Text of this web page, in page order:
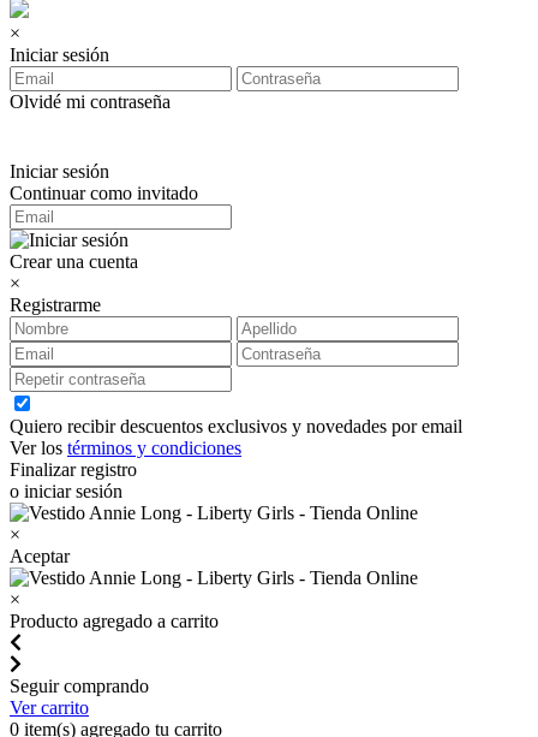
×
Iniciar sesión
Olvidé mi contraseña
Iniciar sesión
Continuar como invitado
Crear una cuenta
×
Registrarme
Quiero recibir descuentos exclusivos y novedades por email
Ver los términos y condiciones
Finalizar registro
o iniciar sesión
×
Aceptar
×
Producto agregado a carrito
Seguir comprando
Ver carrito
0 item(s) agregado tu carrito